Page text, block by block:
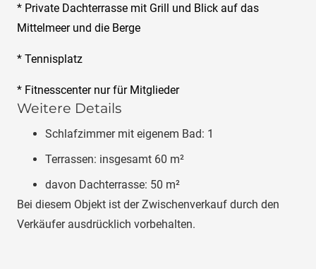
* Private Dachterrasse mit Grill und Blick auf das
Mittelmeer und die Berge
* Tennisplatz
* Fitnesscenter nur für Mitglieder
Weitere Details
Schlafzimmer mit eigenem Bad: 1
Terrassen: insgesamt 60 m²
davon Dachterrasse: 50 m²
Bei diesem Objekt ist der Zwischenverkauf durch den
Verkäufer ausdrücklich vorbehalten.